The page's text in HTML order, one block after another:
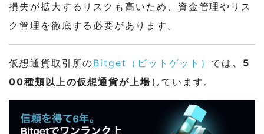
損失が拡大するリスクも高いため、資金管理やリス
ク管理を徹底する必要があります。
仮想通貨取引所のBitget（ビットゲット） では 、5
00種類以上の仮想通貨が上場 しています。